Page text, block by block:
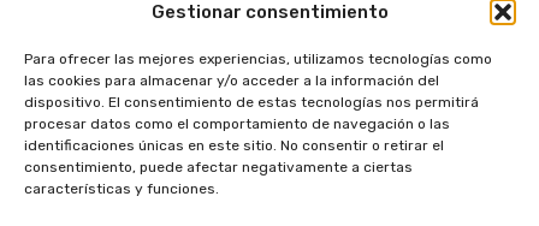
Gestionar consentimiento
Para ofrecer las mejores experiencias, utilizamos tecnologías como
las cookies para almacenar y/o acceder a la información del
dispositivo. El consentimiento de estas tecnologías nos permitirá
procesar datos como el comportamiento de navegación o las
identificaciones únicas en este sitio. No consentir o retirar el
consentimiento, puede afectar negativamente a ciertas
características y funciones.
Patagual Radio Digital 2026 - Todos los derechos
reservados
la Radio de Verdad
Cobertura
Programación
Escríbenos